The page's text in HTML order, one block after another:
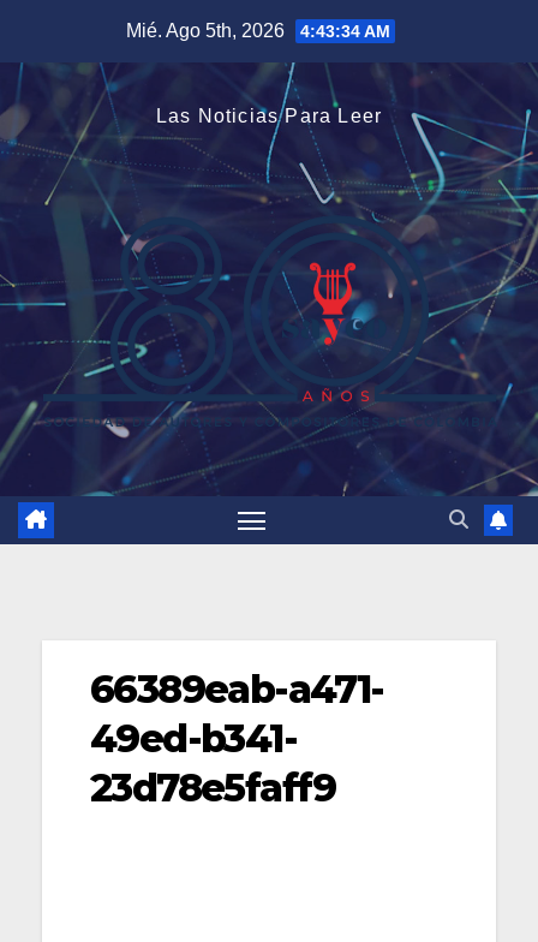
contenido
Mié. Ago 5th, 2026 4:43:34 AM
Las Noticias Para Leer
66389eab-a471-
49ed-b341-
23d78e5faff9